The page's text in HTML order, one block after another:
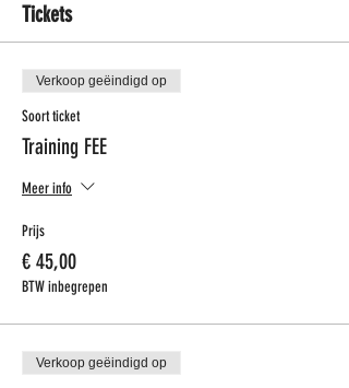
Tickets
Verkoop geëindigd op
Soort ticket
Training FEE
Meer info
Prijs
€ 45,00
BTW inbegrepen
Verkoop geëindigd op